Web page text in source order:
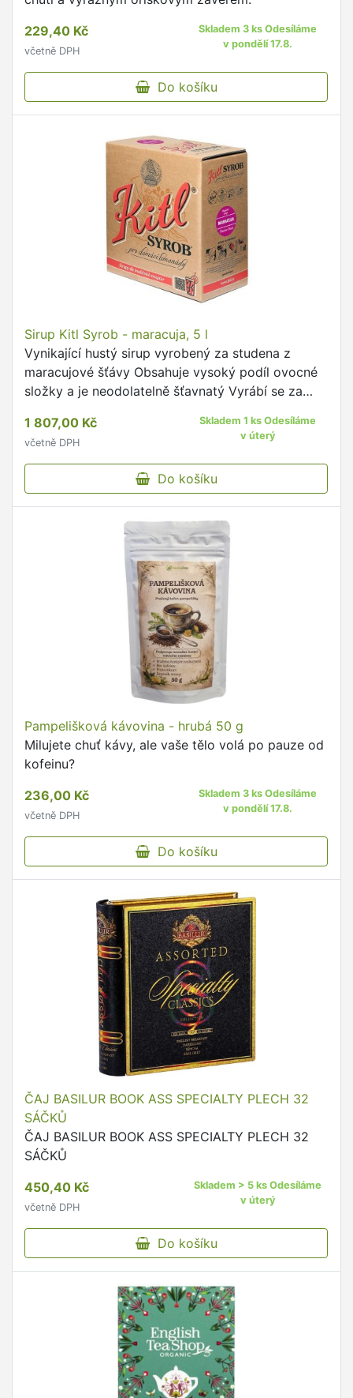
229,40 Kč
včetně DPH
Skladem 3 ks Odesíláme
v pondělí 17.8.
Do košíku
Sirup Kitl Syrob - maracuja, 5 l
Vynikající hustý sirup vyrobený za studena z
maracujové šťávy Obsahuje vysoký podíl ovocné
složky a je neodolatelně šťavnatý Vyrábí se za
Je skvělý pro …
1 807,00 Kč
včetně DPH
Skladem 1 ks Odesíláme
v úterý
Do košíku
Pampelišková kávovina - hrubá 50 g
Milujete chuť kávy, ale vaše tělo volá po pauze od
kofeinu?
236,00 Kč
včetně DPH
Skladem 3 ks Odesíláme
v pondělí 17.8.
Do košíku
ČAJ BASILUR BOOK ASS SPECIALTY PLECH 32
SÁČKŮ
ČAJ BASILUR BOOK ASS SPECIALTY PLECH 32
SÁČKŮ
450,40 Kč
včetně DPH
Skladem > 5 ks Odesíláme
v úterý
Do košíku